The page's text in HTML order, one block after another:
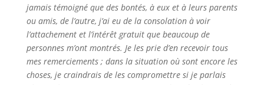
jamais témoigné que des bontés, à eux et à leurs parents
ou amis, de l’autre, j’ai eu de la consolation à voir
l’attachement et l’intérêt gratuit que beaucoup de
personnes m’ont montrés. Je les prie d’en recevoir tous
mes remerciements ; dans la situation où sont encore les
choses, je craindrais de les compromettre si je parlais